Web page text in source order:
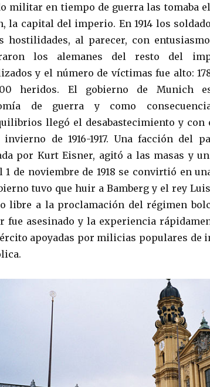
militar en tiempo de guerra las tomaba
la capital del imperio. En 1914 los
hostilidades, al parecer, con
los alemanes del resto del
y el número de víctimas fue alto:
heridos. El gobierno de Munich
de guerra y como
llegó el desabastecimiento y con
de 1916-1917. Una facción del
por Kurt Eisner, agitó a las masas y
1 de noviembre de 1918 se convirtió en
tuvo que huir a Bamberg y el rey
libre a la proclamación del régimen
fue asesinado y la experiencia
apoyadas por milicias populares de